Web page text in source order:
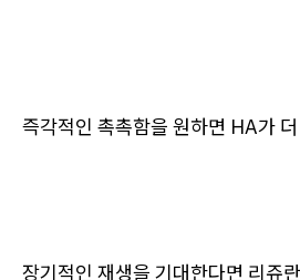
즉각적인 촉촉함을 원하면 HA가
장기적인 재생을 기대한다면 리쥬